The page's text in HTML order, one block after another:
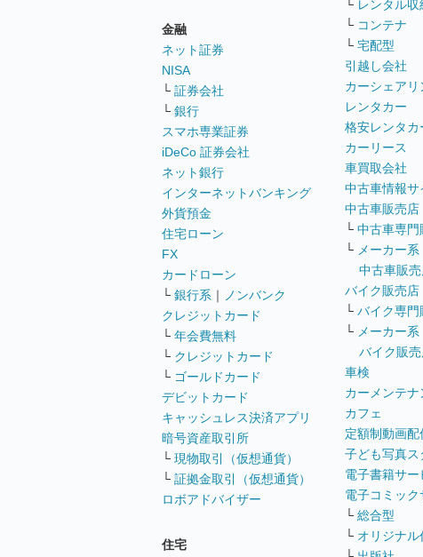
金融
ネット証券
NISA
└ 証券会社
└ 銀行
スマホ専業証券
iDeCo 証券会社
ネット銀行
インターネットバンキング
外貨預金
住宅ローン
FX
カードローン
└ 銀行系 ｜
ノンバンク
クレジットカード
└ 年会費無料
└ クレジットカード
└ ゴールドカード
デビットカード
キャッシュレス決済アプリ
暗号資産取引所
└ 現物取引（仮想通貨）
└ 証拠金取引（仮想通貨）
ロボアドバイザー
住宅
└ レンタル収
└ コンテナ
└ 宅配型
引越し会社
カーシェアリ
レンタカー
格安レンタカ
カーリース
車買取会社
中古車情報サ
中古車販売店
└ 中古車専門
└ メーカー系
中古車販売
バイク販売店
└ バイク専門
└ メーカー系
バイク販売
車検
カーメンテナ
カフェ
定額制動画配
子ども写真ス
電子書籍サー
電子コミック
└ 総合型
└ オリジナル